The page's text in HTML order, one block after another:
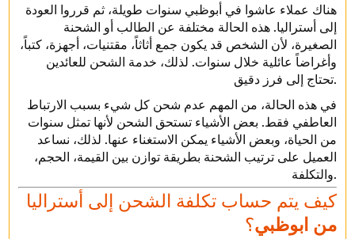
هناك عملاء عاشوا في أبوظبي سنوات طويلة، ثم قرروا العودة
إلى أستراليا. هذه الحالة مختلفة عن الطالب أو الشحنة
الصغيرة، لأن الشخص قد يكون جمع أثاثاً، مقتنيات، أجهزة، كتباً،
وأغراضاً عائلية خلال سنوات. لذلك، خدمة الشحن للعائدين
تحتاج إلى فرز دقيق.
في هذه الحالة، من المهم عدم شحن كل شيء بسبب الارتباط
العاطفي فقط. بعض الأشياء تستحق الشحن لأنها تمثل سنوات
من الحياة، وبعض الأشياء يمكن الاستغناء عنها. لذلك، نساعد
العميل على ترتيب الشحنة بطريقة توازن بين القيمة، الحجم،
والتكلفة.
كيف يتم حساب تكلفة الشحن إلى أستراليا
من ابوظبي؟